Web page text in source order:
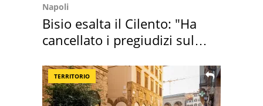
Napoli
Bisio esalta il Cilento: "Ha
cancellato i pregiudizi sul
TERRITORIO